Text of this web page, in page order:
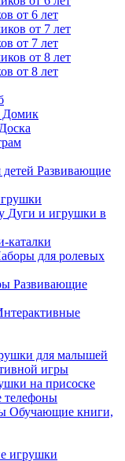
от 6 лет
от 7 лет
от 8 лет
Домик
Развивающие
Дуги и игрушки в
каталки
для ролевых
Развивающие
для малышей
игры
на присоске
телефоны
Обучающие книги,